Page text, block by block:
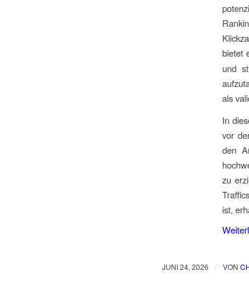
bietet
und
als
In
vor
den
zu
ist,
JUNI 24, 2026 / VON